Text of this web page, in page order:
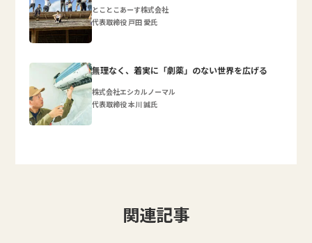
とことこあーす株式会社
代表取締役 戸田 愛氏
無理なく、着実に「劇薬」のない世界を広げる
株式会社エシカルノーマル
代表取締役 本川 誠氏
関連記事